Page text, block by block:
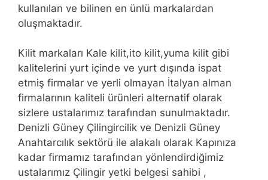
kullanılan ve bilinen en ünlü markalardan
oluşmaktadır.
Kilit markaları Kale kilit,ito kilit,yuma kilit gibi
kalitelerini yurt içinde ve yurt dışında ispat
etmiş firmalar ve yerli olmayan İtalyan alman
firmalarının kaliteli ürünleri alternatif olarak
sizlere ustalarımız tarafından sunulmaktadır.
Denizli Güney Çilingircilik ve Denizli Güney
Anahtarcılık sektörü ile alakalı olarak Kapınıza
kadar firmamız tarafından yönlendirdiğimiz
ustalarımız Çilingir yetki belgesi sahibi ,